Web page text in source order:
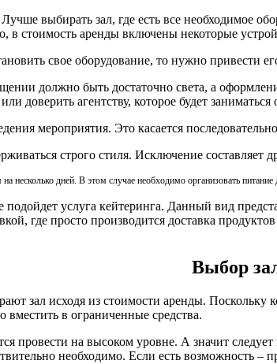
выбирать зал, где есть все необходимое
стоимость аренды включены некоторые
свое оборудование, то нужно привести
должно быть достаточно света, а
или доверить агентству, которое будет
мероприятия. Это касается
строго стиля. Исключение
несколько дней. В этом случае необходимо организовать
услуга кейтеринга. Данный вид
где просто производится доставка
Выбор
зал исходя из стоимости аренды.
вместить в ограниченные средства.
провести на высоком уровне. А значит
необходимо. Если есть возможность –